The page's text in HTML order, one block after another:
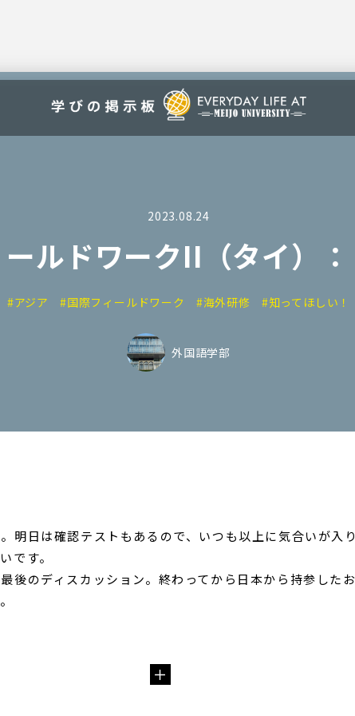
2023.08.24
ルドワークII（タイ）：
#アジア #国際フィールドワーク #海外研修 #知ってほしい！
外国語学部
日は確認テストもあるので、いつも以上に気合いが入
です。
のディスカッション。終わってから日本から持参した